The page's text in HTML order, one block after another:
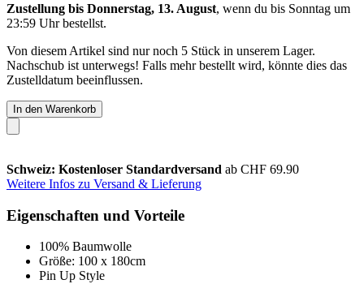
Zustellung bis Donnerstag, 13. August, wenn du bis Sonntag um
23:59 Uhrbestellst.
Von diesem Artikel sind nur noch 5 Stück in unserem Lager.
Nachschub ist unterwegs! Falls mehr bestellt wird, könnte dies das
Zustelldatum beeinflussen.
In den Warenkorb
Schweiz: Kostenloser Standardversand ab CHF 69.90
Weitere Infos zu Versand & Lieferung
Eigenschaften und Vorteile
100% Baumwolle
Größe: 100 x 180cm
Pin Up Style